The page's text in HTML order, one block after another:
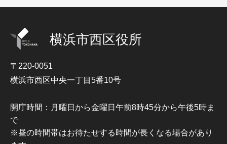
横浜市西区役所
〒220-0051
横浜市西区中央一丁目5番10号
開庁時間：月曜日から金曜日午前8時45分から午後5時ま
で
※昼の時間帯はお待たせする時間が長くなる場合があり